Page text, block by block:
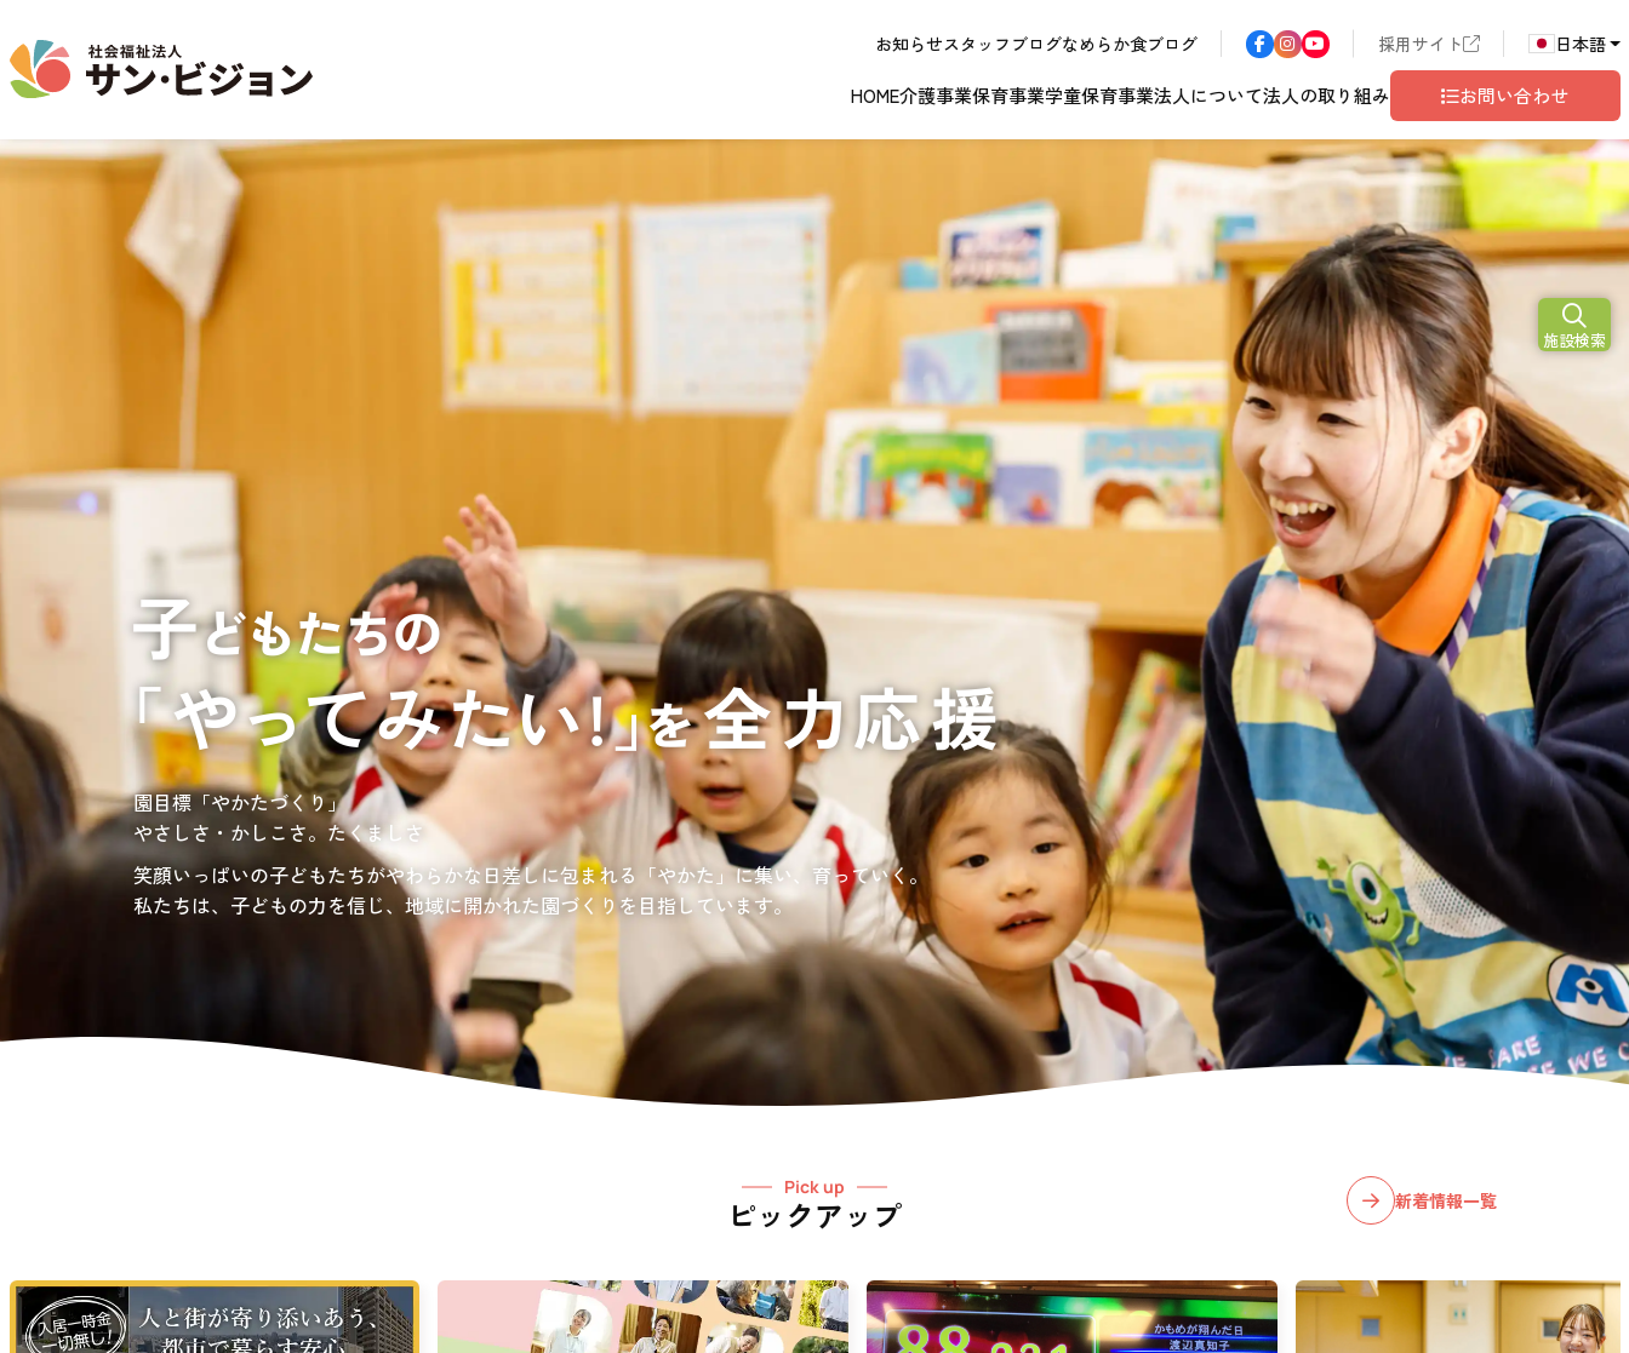
お知らせスタッフブログなめらか食ブログ 採用サイト 日本語
HOME介護事業
介護事業
江南エリア 岐阜エリア 長野エリア 東京都世田谷
複数条件検索
介護の相談に乗ってもらいたい
リハビリを受けたい
高齢者向けの部屋を借りたい
施設等に入所して介護、リハビリを受けたい
施設等に短期宿泊して介護、
施設等に通って介護、リハビリを受けたい
自宅に訪問してもらって
介護、リハビリを受けたい
通いや短期宿泊を組み合わせて介護、
リハビリを受けたい
福祉器具（車いす・ベッド等）を利用したい
認定こども園、保育園、学童を利用したい
保育事業
保育事業
ジョイフル守山保育園 ジョイフルドーム前こども園 ジョイフル多治見こども園
サン・サンこども園
グレイスフル塩尻
学童保育事業
学童保育事業
サン・サンスクール
東山公園
法人について
法人について
法人概要 / 組織図 理念 / クレド ロゴマークの由来
施設一覧 法人沿革 処遇改善加算について
法人の取り組み
法人の取り組み
活動報告 ノーリフティングポリシー 介護記録システム 地域共生
サンサンワイナリー サンサン研修センター 福祉リンク集
お問い合わせ
お問い合わせ
お問い合わせ一覧
ボランティアに関する
退職者実務経歴書
発行申請
ハラスメント
相談窓口
負担の少ない介護、ふれあいを大切にする介護、笑顔が溢れている介護を目指して。
愛知・岐阜・長野の3県下で38施設・151事業所の介護関連事業所を運営する
社会福祉法人サン・ビジョンでは、今後ますます高まる介護ニーズに幅広く対応していきます。
園目標「やかたづくり」
やさしさ・かしこさ。たくましさ
笑顔いっぱいの子どもたちがやわらかな日差しに包まれる「やかた」に集い、育っていく。
私たちは、子どもの力を信じ、地域に開かれた園づくりを目指しています。
サンサン・スクール東山公園では、小学生の児童が放課後安心して過ごせる環境を提供するとともに、
宿題・クラブ活動(英語・習字・選択)などの学習面にも力を入れて行っている学童保育所です。
NEW OPEN
2026年
10月
開設予定
通所介護
居宅介護支援
グレイスフル砧公園
東京都世田谷区大蔵3丁目4番12号
お問い合わせ先
03-6411-5781
担当：宮澤
Pick up
ピックアップ 新着情報一覧
施設検索